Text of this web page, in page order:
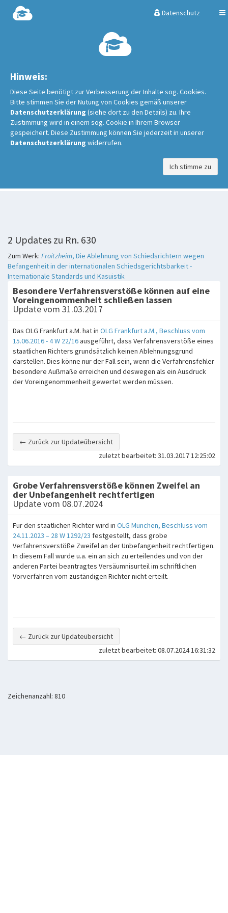
Hinweis:
Diese Seite benötigt zur Verbesserung der Inhalte sog. Cookies.
Bitte stimmen Sie der Nutung von Cookies gemäß unserer
Datenschutzerklärung (siehe dort zu den Details) zu. Ihre
Zustimmung wird in einem sog. Cookie in Ihrem Browser
gespeichert. Diese Zustimmung können Sie jederzeit in unserer
Datenschutzerklärung widerrufen.
Ich stimme zu
Datenschutz
2 Updates zu Rn. 630
Zum Werk: Froitzheim, Die Ablehnung von Schiedsrichtern wegen
Befangenheit in der internationalen Schiedsgerichtsbarkeit -
Internationale Standards und Kasuistik
Besondere Verfahrensverstöße können auf eine
Voreingenommenheit schließen lassen
Update vom 31.03.2017
Das OLG Frankfurt a.M. hat in OLG Frankfurt a.M., Beschluss vom
15.06.2016 - 4 W 22/16ausgeführt, dass Verfahrensverstöße eines
staatlichen Richters grundsätzlich keinen Ablehnungsgrund
darstellen. Dies könne nur der Fall sein, wenn die Verfahrensfehler
besondere Außmaße erreichen und deswegen als ein Ausdruck
der Voreingenommenheit gewertet werden müssen.
← Zurück zur Updateübersicht
zuletzt bearbeitet: 31.03.2017 12:25:02
Grobe Verfahrensverstöße können Zweifel an
der Unbefangenheit rechtfertigen
Update vom 08.07.2024
Für den staatlichen Richter wird in OLG München, Beschluss vom
24.11.2023 – 28 W 1292/23 festgestellt, dass grobe
Verfahrensverstöße Zweifel an der Unbefangenheit rechtfertigen.
In diesem Fall wurde u.a. ein an sich zu erteilendes und von der
anderen Partei beantragtes Versäumnisurteil im schriftlichen
Vorverfahren vom zuständigen Richter nicht erteilt.
← Zurück zur Updateübersicht
zuletzt bearbeitet: 08.07.2024 16:31:32
Zeichenanzahl: 810